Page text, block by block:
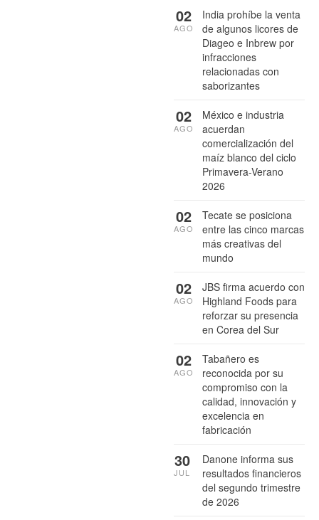
India prohíbe la venta
de algunos licores de
Diageo e Inbrew por
infracciones
relacionadas con
saborizantes
02
AGO
México e industria
acuerdan
comercialización del
maíz blanco del ciclo
Primavera-Verano
2026
02
AGO
Tecate se posiciona
entre las cinco marcas
más creativas del
mundo
02
AGO
JBS firma acuerdo con
Highland Foods para
reforzar su presencia
en Corea del Sur
02
AGO
Tabañero es
reconocida por su
compromiso con la
calidad, innovación y
excelencia en
fabricación
02
AGO
Danone informa sus
resultados financieros
del segundo trimestre
de 2026
30
JUL